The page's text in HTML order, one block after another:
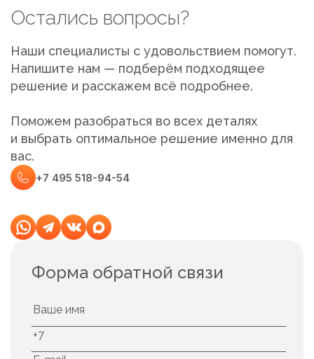
Остались вопросы?
Наши специалисты с удовольствием помогут.
Напишите нам — подберём подходящее
решение и расскажем всё подробнее.
Поможем разобраться во всех деталях
и выбрать оптимальное решение именно для
вас.
+7 495 518-94-54
Форма обратной связи